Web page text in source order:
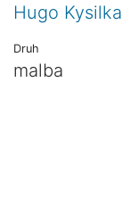
Hugo Kysilka
Druh
malba